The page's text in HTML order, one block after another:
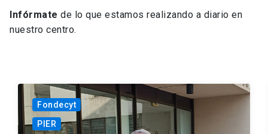
Infórmate de lo que estamos realizando a diario en
nuestro centro.
Fondecyt
PIER